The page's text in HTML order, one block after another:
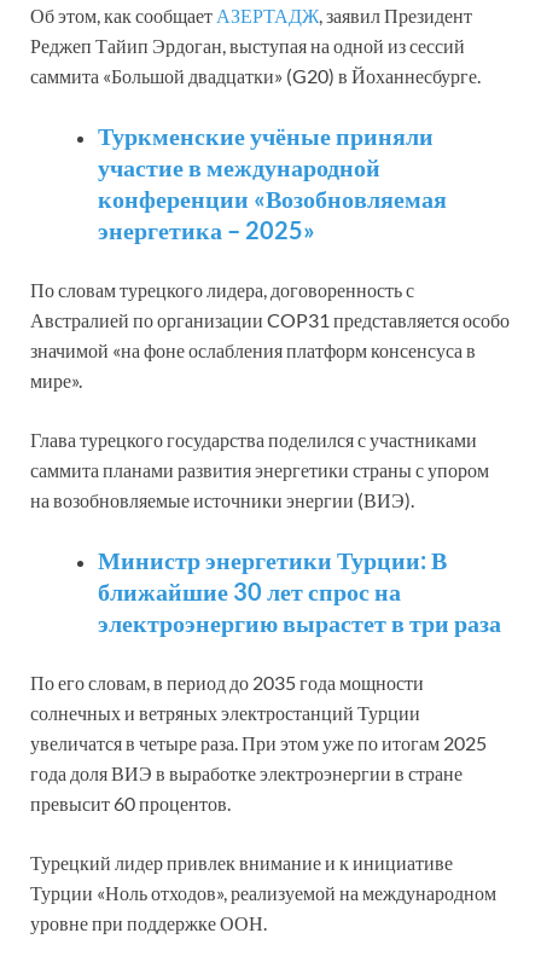
Об этом, как сообщает АЗЕРТАДЖ , заявил Президент
Реджеп Тайип Эрдоган, выступая на одной из сессий
саммита «Большой двадцатки» (G20) в Йоханнесбурге.
Туркменские учёные приняли
участие в международной
конференции «Возобновляемая
энергетика – 2025»
По словам турецкого лидера, договоренность с
Австралией по организации COP31 представляется особо
значимой «на фоне ослабления платформ консенсуса в
мире».
Глава турецкого государства поделился с участниками
саммита планами развития энергетики страны с упором
на возобновляемые источники энергии (ВИЭ).
Министр энергетики Турции: В
ближайшие 30 лет спрос на
электроэнергию вырастет в три раза
По его словам, в период до 2035 года мощности
солнечных и ветряных электростанций Турции
увеличатся в четыре раза. При этом уже по итогам 2025
года доля ВИЭ в выработке электроэнергии в стране
превысит 60 процентов.
Турецкий лидер привлек внимание и к инициативе
Турции «Ноль отходов», реализуемой на международном
уровне при поддержке ООН.